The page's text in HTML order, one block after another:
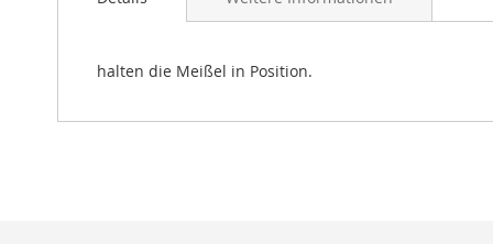
halten die Meißel in Position.